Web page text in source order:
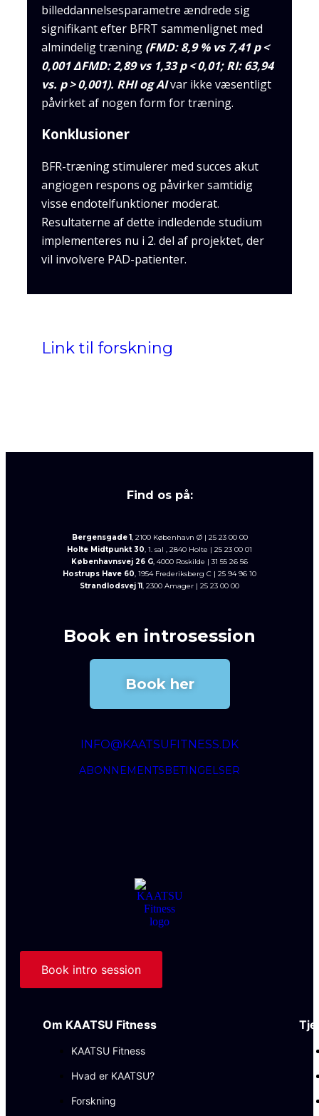
billeddannelsesparametre ændrede sig
signifikant efter BFRT sammenlignet med
almindelig træning (FMD: 8,9 % vs 7,41 p <
0,001 ΔFMD: 2,89 vs 1,33 p < 0,01; RI: 63,94
vs. p > 0,001). RHI og AIvar ikke væsentligt
påvirket af nogen form for træning.
Konklusioner
BFR-træning stimulerer med succes akut
angiogen respons og påvirker samtidig
visse endotelfunktioner moderat.
Resultaterne af dette indledende studium
implementeres nu i 2. del af projektet, der
vil involvere PAD-patienter.
Link til forskning
Find os på:
Bergensgade 1, 2100 København Ø | 25 23 00 00
Holte Midtpunkt 30, 1. sal , 2840 Holte | 25 23 00 01
Københavnsvej 26 G, 4000 Roskilde | 31 55 26 56
Hostrups Have 60, 1954 Frederiksberg C | 25 94 96 10
Strandlodsvej 11, 2300 Amager | 25 23 00 00
Book en introsession
Book her
INFO@KAATSUFITNESS.DK
ABONNEMENTSBETINGELSER
Om KAATSU Fitness
KAATSU Fitness
Hvad er KAATSU?
Forskning
Book intro session